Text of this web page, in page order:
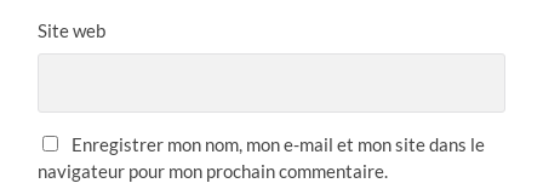
Site web
Enregistrer mon nom, mon e-mail et mon site dans le
navigateur pour mon prochain commentaire.